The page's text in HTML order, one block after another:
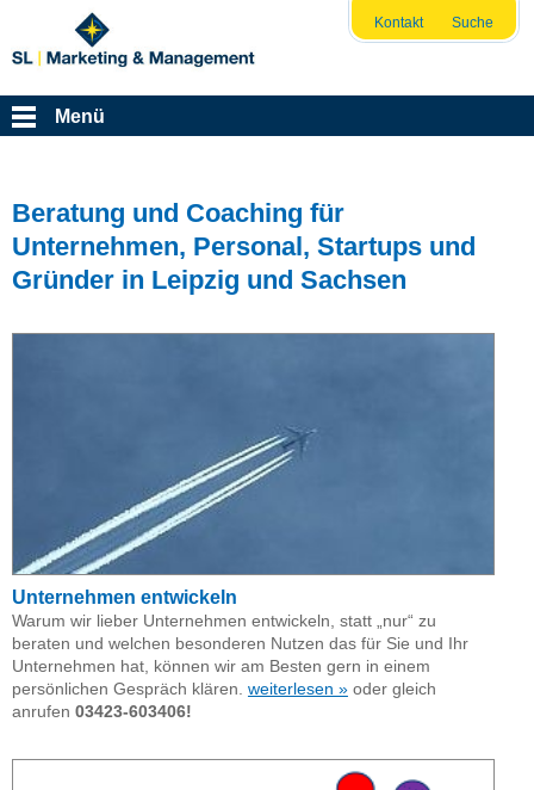
Kontakt Suche
Menü
Beratung und Coaching für
Unternehmen, Personal, Startups und
Gründer in Leipzig und Sachsen
Unternehmen entwickeln
Warum wir lieber Unternehmen entwickeln, statt „nur“ zu
beraten und welchen besonderen Nutzen das für Sie und Ihr
Unternehmen hat, können wir am Besten gern in einem
persönlichen Gespräch klären. weiterlesen »oder gleich
anrufen 03423-603406!